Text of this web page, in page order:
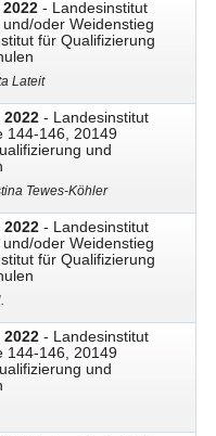
- Landesinstitut
oder Weidenstieg
für Qualifizierung
Lateit
- Landesinstitut
144-146, 20149
und
Tewes-Köhler
- Landesinstitut
oder Weidenstieg
für Qualifizierung
- Landesinstitut
144-146, 20149
und